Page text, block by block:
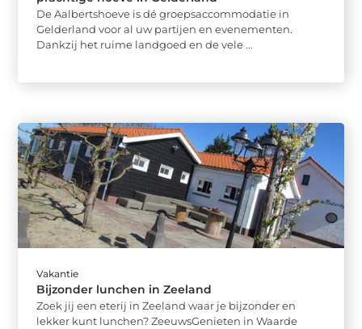
De Aalbertshoeve is dé groepsaccommodatie in
Gelderland voor al uw partijen en evenementen.
Dankzij het ruime landgoed en de vele ...
Vakantie
Bijzonder lunchen in Zeeland
Zoek jij een eterij in Zeeland waar je bijzonder en
lekker kunt lunchen? ZeeuwsGenieten in Waarde